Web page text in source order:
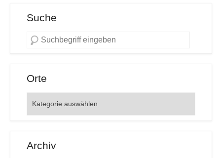
Suche
Orte
Archiv